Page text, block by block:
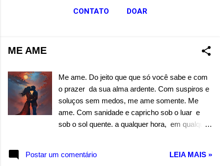
CONTATO DOAR
ME AME
Me ame. Do jeito que que só você sabe e com
o prazer da sua alma ardente. Com suspiros e
soluços sem medos, me ame somente. Me
ame. Com sanidade e capricho sob o luar e
sob o sol quente. a qualquer hora, em qualquer
Com gestos, carinhos e sorrisos, me ame
Postar um comentário LEIA MAIS »